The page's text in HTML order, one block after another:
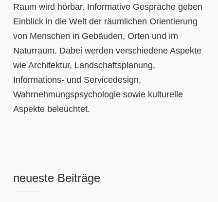
Raum wird hörbar. Informative Gespräche geben
Einblick in die Welt der räumlichen Orientierung
von Menschen in Gebäuden, Orten und im
Naturraum. Dabei werden verschiedene Aspekte
wie Architektur, Landschaftsplanung,
Informations- und Servicedesign,
Wahrnehmungspsychologie sowie kulturelle
Aspekte beleuchtet.
neueste Beiträge